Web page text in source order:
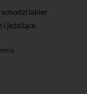
lakier
jeżdżące.